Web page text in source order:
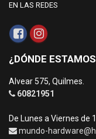
EN LAS REDES
¿DÓNDE
Alvear 575, Quilmes.
60821951
De Lunes a Viernes de
mundo-